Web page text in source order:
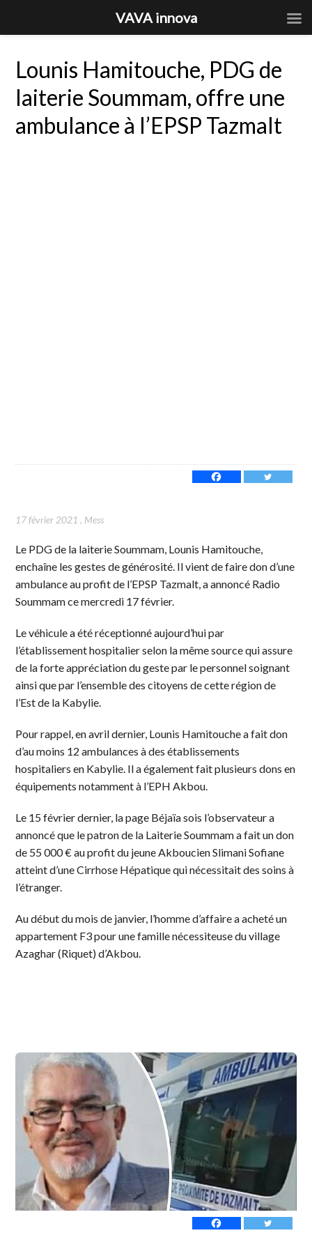
Lounis Hamitouche, PDG de
laiterie Soummam, offre une
ambulance à l’EPSP Tazmalt
17 février 2021 , Mess
Le PDG de la laiterie Soummam, Lounis Hamitouche,
enchaîne les gestes de générosité. Il vient de faire don d’une
ambulance au profit de l’EPSP Tazmalt, a annoncé Radio
Soummam ce mercredi 17 février.
Le véhicule a été réceptionné aujourd’hui par
l’établissement hospitalier selon la même source qui assure
de la forte appréciation du geste par le personnel soignant
ainsi que par l’ensemble des citoyens de cette région de
l’Est de la Kabylie.
Pour rappel, en avril dernier, Lounis Hamitouche a fait don
d’au moins 12 ambulances à des établissements
hospitaliers en Kabylie. Il a également fait plusieurs dons en
équipements notamment à l’EPH Akbou.
Le 15 février dernier, la page Béjaïa sois l’observateur a
annoncé que le patron de la Laiterie Soummam a fait un don
de 55 000 € au profit du jeune Akboucien Slimani Sofiane
atteint d’une Cirrhose Hépatique qui nécessitait des soins à
l’étranger.
Au début du mois de janvier, l’homme d’affaire a acheté un
appartement F3 pour une famille nécessiteuse du village
Azaghar (Riquet) d’Akbou.
VAVA innova